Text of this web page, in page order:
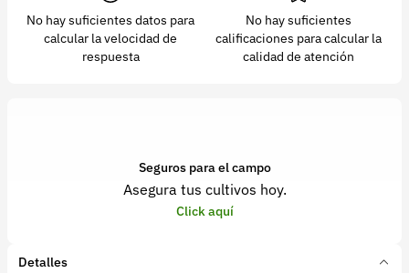
No hay suficientes datos para
calcular la velocidad de
respuesta
No hay suficientes
calificaciones para calcular la
calidad de atención
Seguros para el campo
Asegura tus cultivos hoy.
Click aquí
Detalles